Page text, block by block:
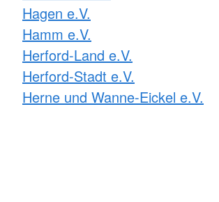
Hagen e.V.
Hamm e.V.
Herford-Land e.V.
Herford-Stadt e.V.
Herne und Wanne-Eickel e.V.